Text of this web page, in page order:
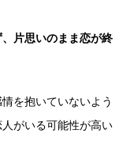
片思いのまま恋が終
を抱いていないよう
がいる可能性が高い